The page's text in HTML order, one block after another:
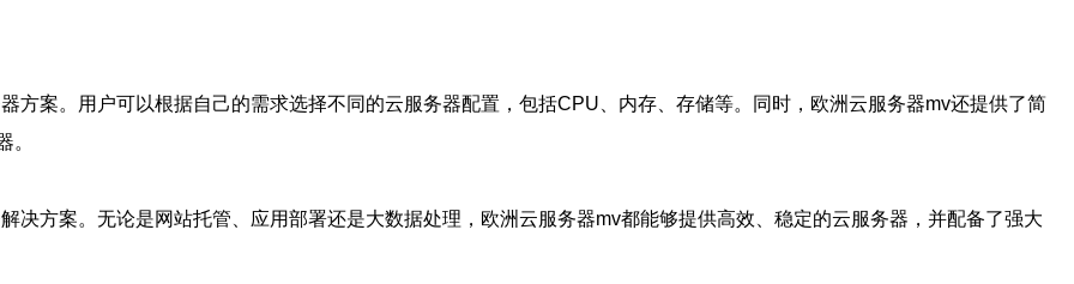
方案。用户可以根据自己的需求选择不同的云服务器配置，包括CPU、内存、存储等。同时，欧洲云服务器mv还提供了简
。
决方案。无论是网站托管、应用部署还是大数据处理，欧洲云服务器mv都能够提供高效、稳定的云服务器，并配备了强大